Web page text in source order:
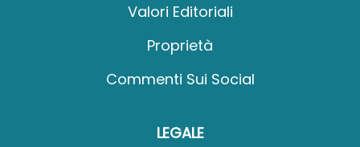
Valori Editoriali
Proprietà
Commenti Sui Social
LEGALE